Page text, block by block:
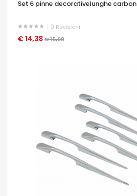
Set 6 pinne decorativelunghe carbon
0 Revisioni
€ 14,38 € 15,98
OCCHIATA VELOCE